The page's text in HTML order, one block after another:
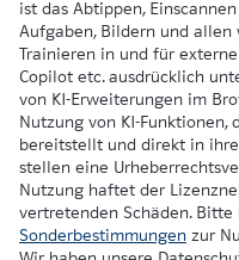
ist das Abtippen,
Aufgaben, Bildern und
Trainieren in und für
Copilot etc. ausdrücklich
von KI-Erweiterungen im
Nutzung von KI-Funktionen,
bereitstellt und direkt in
stellen eine
Nutzung haftet der
vertretenden Schäden.
Sonderbestimmungen zur